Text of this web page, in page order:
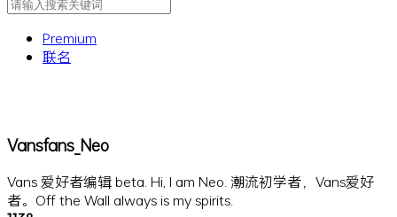
Premium
联名
Vansfans_Neo
Vans 爱好者编辑 beta. Hi, I am Neo. 潮流初学者，Vans爱好
者。Off the Wall always is my spirits.